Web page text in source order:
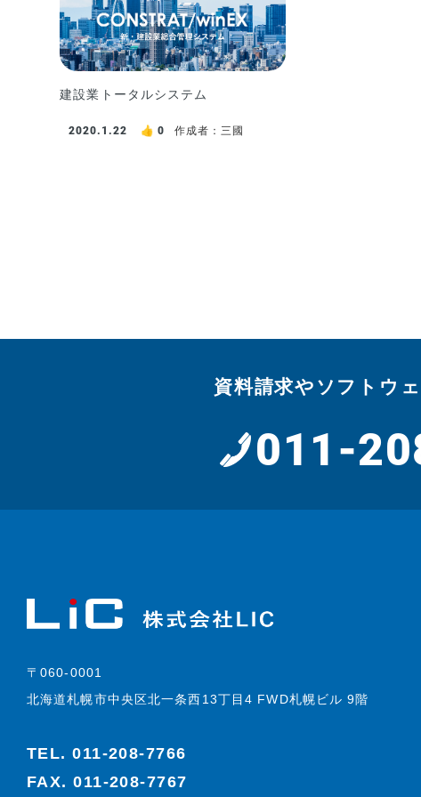
建設業トータルシステム
2020.1.22 0 作成者：三國
資料請求やソフトウ
011-
〒060-0001
北海道札幌市中央区北一条西13丁目4 FWD札幌ビル 9階
TEL.011-208-7766
FAX. 011-208-7767